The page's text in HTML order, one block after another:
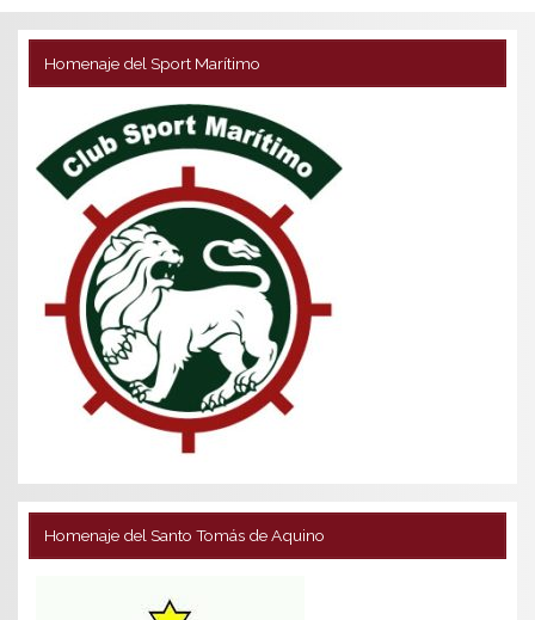
Homenaje del Sport Marítimo
Homenaje del Santo Tomás de Aquino